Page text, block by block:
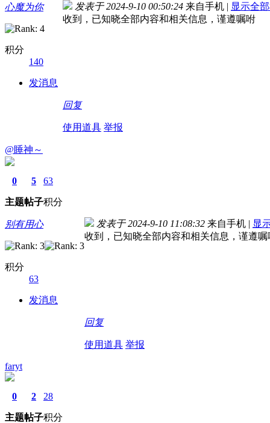
心魔为你
积分
140
发消息
发表于 2024-9-10 00:50:24 来自手机 | 显示全
收到，已知晓全部内容和相关信息，谨遵嘱咐
回复
使用道具 举报
@睡神～
0
主题
5
帖子
63
积分
别有用心
积分
63
发消息
发表于 2024-9-10 11:08:32 来自手机 | 显
收到，已知晓全部内容和相关信息，谨遵嘱
回复
使用道具 举报
faryt
0
主题
2
帖子
28
积分